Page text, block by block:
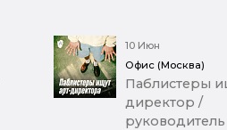
10 Июн
Офис (Москва)
Паблистеры
директор /